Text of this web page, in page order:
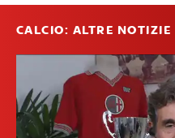
CALCIO: ALTRE NOTIZIE